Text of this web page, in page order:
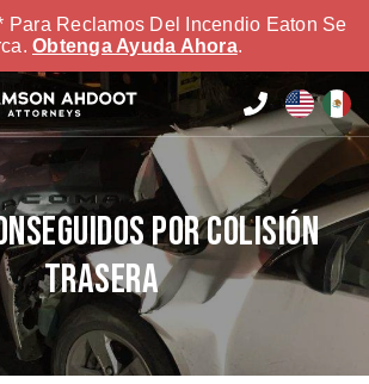
Para Reclamos Del Incendio Eaton Se
Obtenga Ayuda Ahora.
por Colisión
Trasera